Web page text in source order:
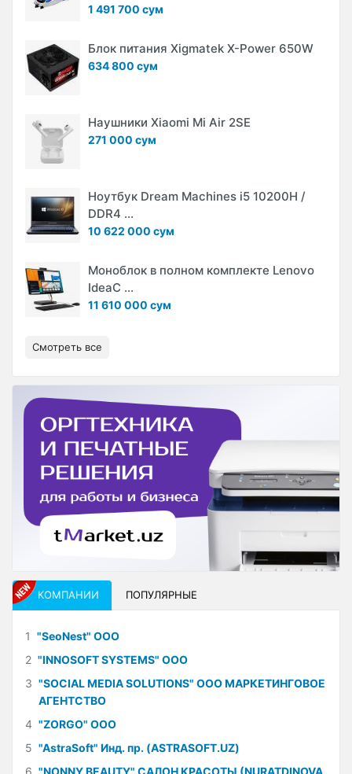
1 491 700 сум
Блок питания Xigmatek X-Power 650W
634 800 сум
Наушники Xiaomi Mi Air 2SE
271 000 сум
Ноутбук Dream Machines i5 10200H /
DDR4 ...
10 622 000 сум
Моноблок в полном комплекте Lenovo
IdeaC ...
11 610 000 сум
Смотреть все
КОМПАНИИ ПОПУЛЯРНЫЕ
1 "SeoNest" ООО
2 "INNOSOFT SYSTEMS" ООО
3 "SOCIAL MEDIA SOLUTIONS" ООО МАРКЕТИНГОВОЕ
АГЕНТСТВО
4 "ZORGO" ООО
5 "AstraSoft" Инд. пр. (ASTRASOFT.UZ)
6 "NONNY BEAUTY" САЛОН КРАСОТЫ (NURATDINOVA